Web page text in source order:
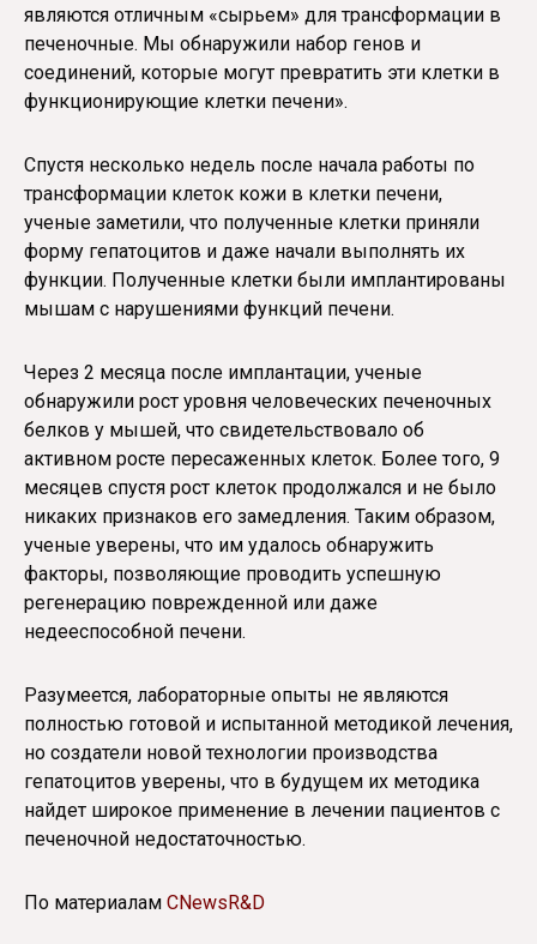
являются отличным «сырьем» для трансформации в
печеночные. Мы обнаружили набор генов и
соединений, которые могут превратить эти клетки в
функционирующие клетки печени».
Спустя несколько недель после начала работы по
трансформации клеток кожи в клетки печени,
ученые заметили, что полученные клетки приняли
форму гепатоцитов и даже начали выполнять их
функции. Полученные клетки были имплантированы
мышам с нарушениями функций печени.
Через 2 месяца после имплантации, ученые
обнаружили рост уровня человеческих печеночных
белков у мышей, что свидетельствовало об
активном росте пересаженных клеток. Более того, 9
месяцев спустя рост клеток продолжался и не было
никаких признаков его замедления. Таким образом,
ученые уверены, что им удалось обнаружить
факторы, позволяющие проводить успешную
регенерацию поврежденной или даже
недееспособной печени.
Разумеется, лабораторные опыты не являются
полностью готовой и испытанной методикой лечения,
но создатели новой технологии производства
гепатоцитов уверены, что в будущем их методика
найдет широкое применение в лечении пациентов с
печеночной недостаточностью.
По материалам CNewsR&D